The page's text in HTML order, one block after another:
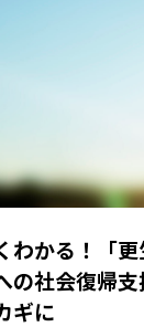
わかる！「
の社会復帰
ギに